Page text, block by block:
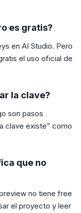
es gratis?
en AI Studio. Pero
el uso oficial de
la clave?
son pasos
clave existe” como
que no
no tiene free
el proyecto y leer